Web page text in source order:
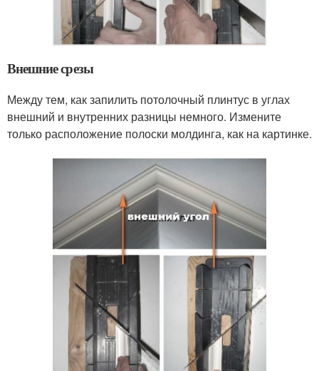
Внешние срезы
Между тем, как запилить потолочный плинтус в углах
внешний и внутренних разницы немного. Измените
только расположение полоски молдинга, как на картинке.